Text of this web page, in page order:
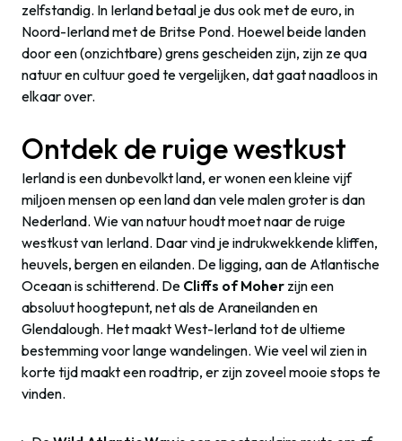
zelfstandig. In Ierland betaal je dus ook met de euro, in
Noord-Ierland met de Britse Pond. Hoewel beide landen
door een (onzichtbare) grens gescheiden zijn, zijn ze qua
natuur en cultuur goed te vergelijken, dat gaat naadloos in
elkaar over.
Ontdek de ruige westkust
Ierland is een dunbevolkt land, er wonen een kleine vijf
miljoen mensen op een land dan vele malen groter is dan
Nederland. Wie van natuur houdt moet naar de ruige
westkust van Ierland. Daar vind je indrukwekkende kliffen,
heuvels, bergen en eilanden. De ligging, aan de Atlantische
Oceaan is schitterend. De Cliffs of Moher zijn een
absoluut hoogtepunt, net als de Araneilanden en
Glendalough. Het maakt West-Ierland tot de ultieme
bestemming voor lange wandelingen. Wie veel wil zien in
korte tijd maakt een roadtrip, er zijn zoveel mooie stops te
vinden.